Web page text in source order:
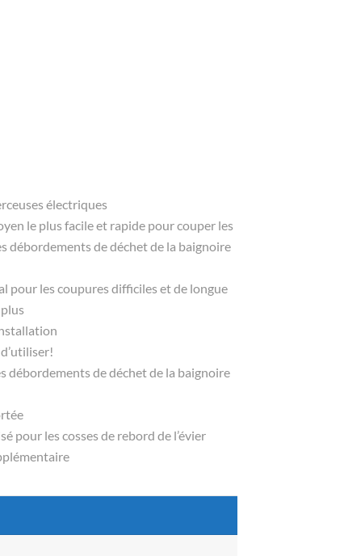
électriques
le plus facile et rapide pour couper les
débordements de déchet de la baignoire
pour les coupures difficiles et de longue
débordements de déchet de la baignoire
pour les cosses de rebord de l’évier